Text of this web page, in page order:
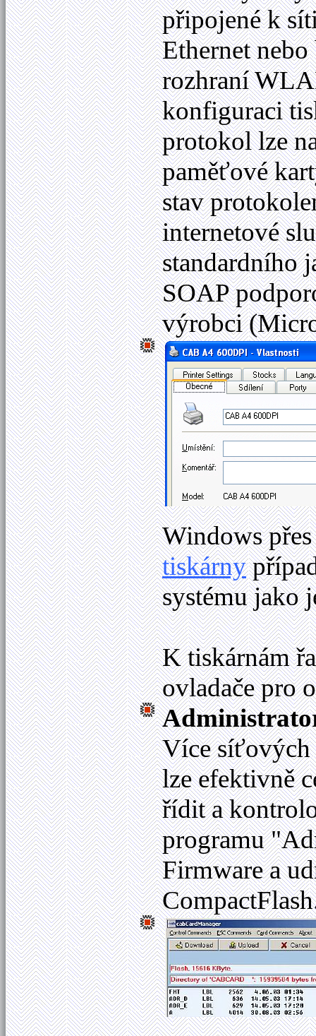
připojené k
Ethernet nebo
rozhraní
konfiguraci
protokol lze
paměťové
stav
internetové
standardního
SOAP
výrobci
Windows
tiskárny
systému jako
K tiskárnám
ovladače pro
Více síťových
lze efektivně
řídit a
programu
Firmware a